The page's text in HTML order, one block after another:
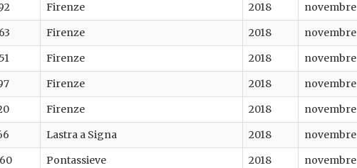
Firenze 2018 novembre
Firenze 2018 novembre
Firenze 2018 novembre
Firenze 2018 novembre
Firenze 2018 novembre
Lastra a Signa 2018 novembre
Pontassieve 2018 novembre